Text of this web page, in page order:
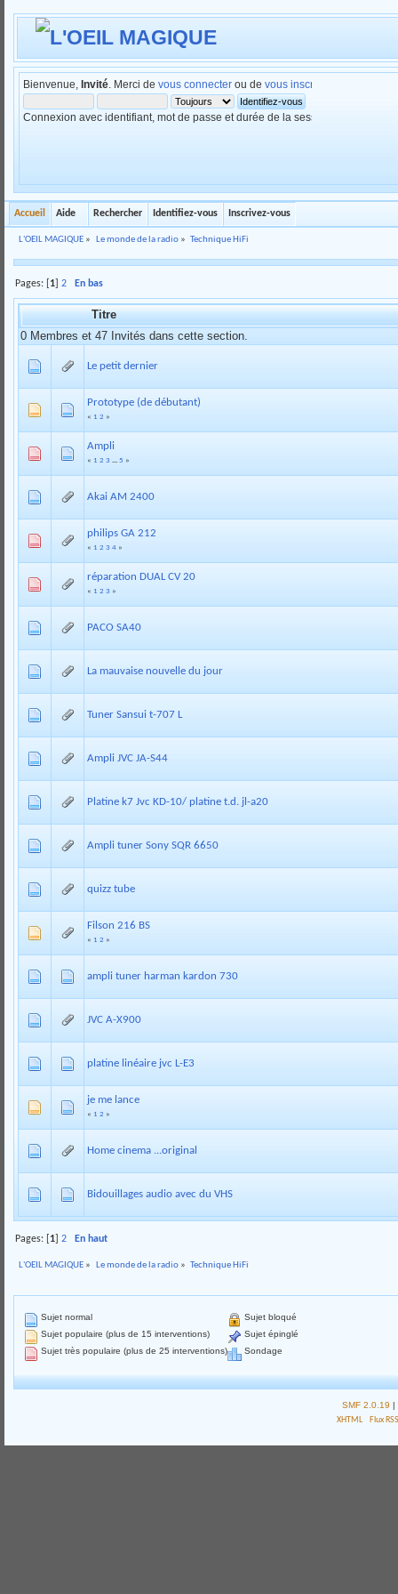
Bienvenue, Invité. Merci de vous connecterou de vous inscrire
Connexion avec identifiant, mot de passe et durée de la session
Accueil Aide Rechercher Identifiez-vous Inscrivez-vous
L'OEIL MAGIQUE » Le monde de la radio» Technique HiFi
Pages: [ 1 ]2 En bas
Titre
0 Membres et 47 Invités dans cette section.
Le petit dernier
Prototype (de débutant)
« 1 2 »
Ampli
« 1 2 3 5 »
Akai AM 2400
philips GA 212
« 1 2 3 4»
réparation DUAL CV 20
« 1 2 3»
PACO SA40
La mauvaise nouvelle du jour
Tuner Sansui t-707 L
Ampli JVC JA-S44
Platine k7 Jvc KD-10/ platine t.d. jl-a20
Ampli tuner Sony SQR 6650
quizz tube
Filson 216 BS
« 1 2 »
ampli tuner harman kardon 730
JVC A-X900
platine linéaire jvc L-E3
je me lance
« 1 2 »
Home cinema ...original
Bidouillages audio avec du VHS
Pages: [ 1 ]2 En haut
L'OEIL MAGIQUE » Le monde de la radio» Technique HiFi
Sujet normal
Sujet populaire (plus de 15 interventions)
Sujet très populaire (plus de 25 interventions)
Sujet bloqué
Sujet épinglé
Sondage
SMF 2.0.19 |
XHTML
Flux RSS